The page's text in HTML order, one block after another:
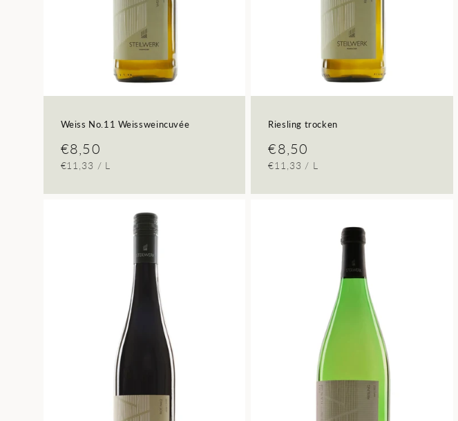
Weiss No.11 Weissweincuvée
Normaler
Preis
€8,50
GRUNDPREIS
€11,33 / PRO
L
Riesling trocken
Normaler
Preis
€8,50
GRUNDPREIS
€11,33 / PRO
L